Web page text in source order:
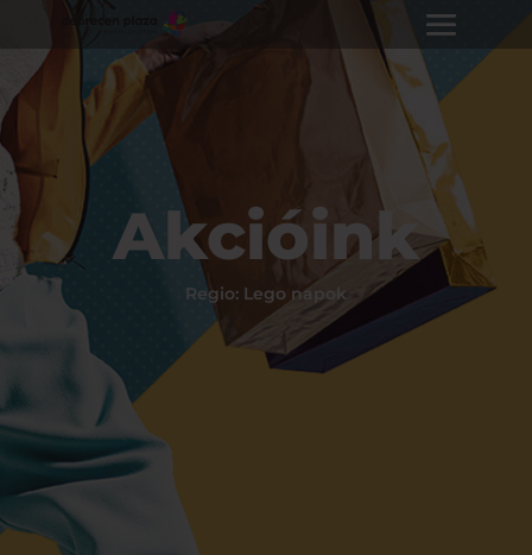
Akcióink
Regio: Lego napok